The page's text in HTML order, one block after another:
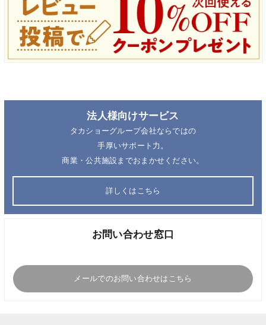
法人様向けサービス
タカショーグループ会社ならではの
手厚いサポート力。
商業・公共施設までおまかせください。
詳しくはこちら
お問い合わせ窓口
メールでのお問い合わせはこちら